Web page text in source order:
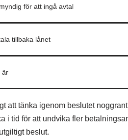
för att ingå avtal
tillbaka lånet
är
att tänka igenom beslutet
i tid för att undvika fler
beslut.